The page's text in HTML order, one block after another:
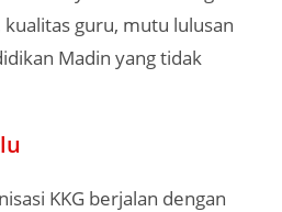
guru, mutu lulusan
Madin yang tidak
KKG berjalan dengan